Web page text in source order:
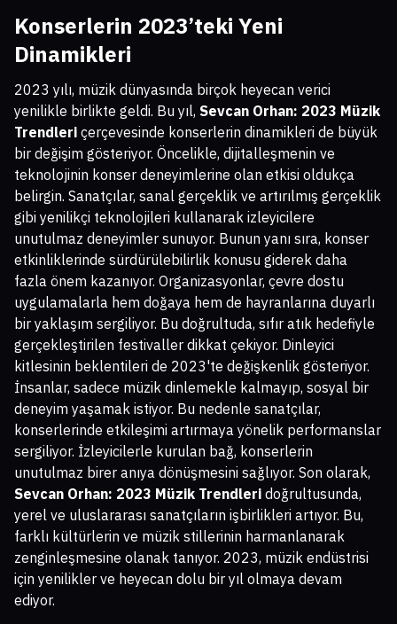
Konserlerin 2023’teki Yeni
Dinamikleri
2023 yılı, müzik dünyasında birçok heyecan verici
yenilikle birlikte geldi. Bu yıl, Sevcan Orhan: 2023 Müzik
Trendleri çerçevesinde konserlerin dinamikleri de büyük
bir değişim gösteriyor. Öncelikle, dijitalleşmenin ve
teknolojinin konser deneyimlerine olan etkisi oldukça
belirgin. Sanatçılar, sanal gerçeklik ve artırılmış gerçeklik
gibi yenilikçi teknolojileri kullanarak izleyicilere
unutulmaz deneyimler sunuyor. Bunun yanı sıra, konser
etkinliklerinde sürdürülebilirlik konusu giderek daha
fazla önem kazanıyor. Organizasyonlar, çevre dostu
uygulamalarla hem doğaya hem de hayranlarına duyarlı
bir yaklaşım sergiliyor. Bu doğrultuda, sıfır atık hedefiyle
gerçekleştirilen festivaller dikkat çekiyor. Dinleyici
kitlesinin beklentileri de 2023'te değişkenlik gösteriyor.
İnsanlar, sadece müzik dinlemekle kalmayıp, sosyal bir
deneyim yaşamak istiyor. Bu nedenle sanatçılar,
konserlerinde etkileşimi artırmaya yönelik performanslar
sergiliyor. İzleyicilerle kurulan bağ, konserlerin
unutulmaz birer anıya dönüşmesini sağlıyor. Son olarak,
Sevcan Orhan: 2023 Müzik Trendleri doğrultusunda,
yerel ve uluslararası sanatçıların işbirlikleri artıyor. Bu,
farklı kültürlerin ve müzik stillerinin harmanlanarak
zenginleşmesine olanak tanıyor. 2023, müzik endüstrisi
için yenilikler ve heyecan dolu bir yıl olmaya devam
ediyor.